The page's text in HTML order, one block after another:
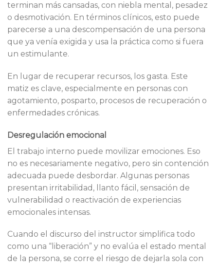
terminan más cansadas, con niebla mental, pesadez
o desmotivación. En términos clínicos, esto puede
parecerse a una descompensación de una persona
que ya venía exigida y usa la práctica como si fuera
un estimulante.
En lugar de recuperar recursos, los gasta. Este
matiz es clave, especialmente en personas con
agotamiento, posparto, procesos de recuperación o
enfermedades crónicas.
Desregulación emocional
El trabajo interno puede movilizar emociones. Eso
no es necesariamente negativo, pero sin contención
adecuada puede desbordar. Algunas personas
presentan irritabilidad, llanto fácil, sensación de
vulnerabilidad o reactivación de experiencias
emocionales intensas.
Cuando el discurso del instructor simplifica todo
como una “liberación” y no evalúa el estado mental
de la persona, se corre el riesgo de dejarla sola con